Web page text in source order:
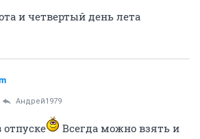
и четвертый день лета
Андрей1979
отпуске
Всегда можно взять и